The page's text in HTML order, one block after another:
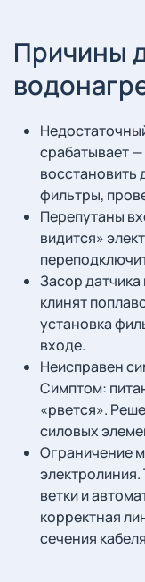
Причины
срабатывает
восстановить
фильтры,
Перепутаны
видится»
Засор
клинят
установка
входе.
Неисправен
Симптом:
«рвется».
силовых
Ограничение
ветки и
корректная
сечения